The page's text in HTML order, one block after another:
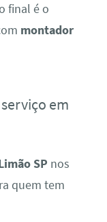
final é o
montador
em
SP nos
quem tem